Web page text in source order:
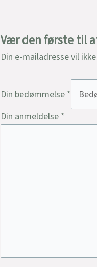
Vær den første til
Din e-mailadresse vil
Din bedømmelse *
Din anmeldelse *